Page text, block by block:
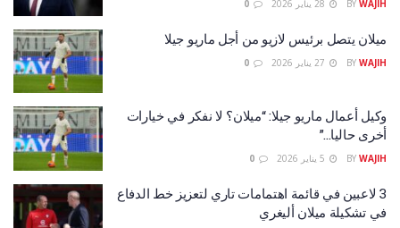
BY WAJIH
ميلان يتصل برئيس لازيو من أجل ماريو جيلا
BY WAJIH
وكيل أعمال ماريو جيلا: “ميلان؟ لا نفكر في خيارات
أخرى حاليا…”
BY WAJIH
3 لاعبين في قائمة اهتمامات تاري لتعزيز خط الدفاع
في تشكيلة ميلان أليغري